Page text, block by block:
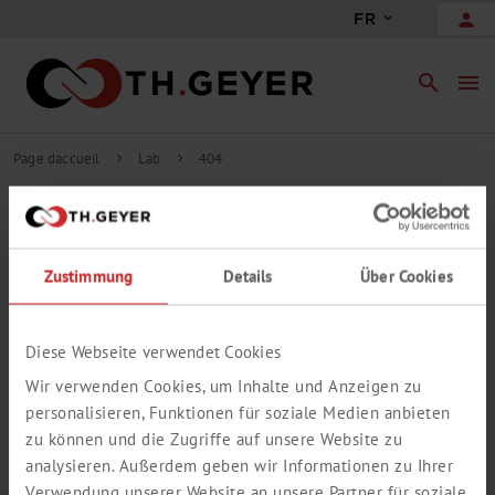
Zustimmung Details Über Cookies
Diese Webseite verwendet Cookies
Wir verwenden Cookies, um Inhalte und Anzeigen zu
personalisieren, Funktionen für soziale Medien anbieten
zu können und die Zugriffe auf unsere Website zu
analysieren. Außerdem geben wir Informationen zu Ihrer
FR person
search menu
Page daccueil chevron_right Lab chevron_right 404
404
DÉSOLÉ, CETTE PAGE N'EST PLUS
DISPONIBLE
trouvée.
informations souhaitées.